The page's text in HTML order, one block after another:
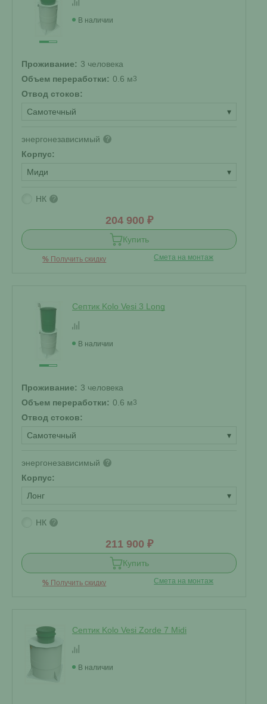
В наличии
Проживание: 3 человека
Объем переработки: 0.6 м3
Отвод стоков:
Самотечный
▾
энергонезависимый ?
Корпус:
Миди
▾
НК ?
204 900 ₽
Купить
% Получить скидку Смета на монтаж
Септик Kolo Vesi 3 Long
В наличии
Проживание: 3 человека
Объем переработки: 0.6 м3
Отвод стоков:
Самотечный
▾
энергонезависимый ?
Корпус:
Лонг
▾
НК ?
211 900 ₽
Купить
% Получить скидку Смета на монтаж
Септик Kolo Vesi Zorde 7 Midi
В наличии